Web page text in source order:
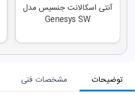
آنتی اسکالانت جنسیس مدل
Genesys SW
توضیحات مشخصات فنی